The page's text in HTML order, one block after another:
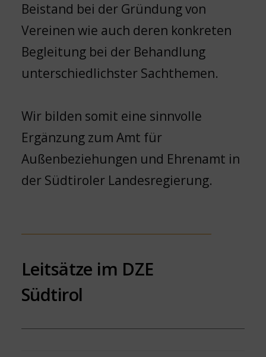
Beistand bei der Gründung von
Vereinen wie auch deren konkreten
Begleitung bei der Behandlung
unterschiedlichster Sachthemen.
Wir bilden somit eine sinnvolle
Ergänzung zum Amt für
Außenbeziehungen und Ehrenamt in
der Südtiroler Landesregierung.
Leitsätze im DZE
Südtirol